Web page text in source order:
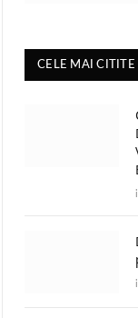
CELE MAI CITITE